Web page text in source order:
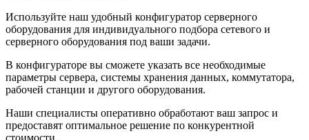
Используйте наш удобный конфигуратор серверного
оборудования для индивидуального подбора сетевого и
серверного оборудования под ваши задачи.
В конфигураторе вы сможете указать все необходимые
параметры сервера, системы хранения данных, коммутатора,
рабочей станции и другого оборудования.
Наши специалисты оперативно обработают ваш запрос и
предоставят оптимальное решение по конкурентной
стоимости.